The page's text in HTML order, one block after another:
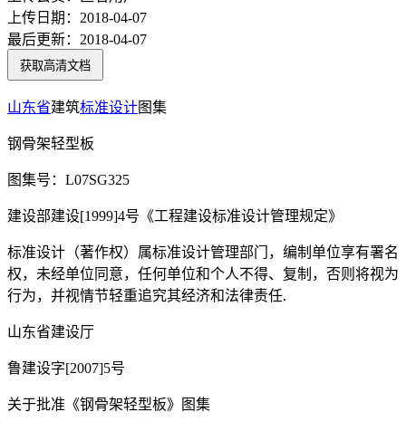
上传日期： 2018-04-07
最后更新： 2018-04-07
获取高清文档
山东省建筑标准设计图集
钢骨架轻型板
图集号：L07SG325
建设部建设[1999]4号《工程建设标准设计管理规定》
标准设计（著作权）属标准设计管理部门，编制单位享有署名
权，未经单位同意，任何单位和个人不得、复制，否则将视为
行为，并视情节轻重追究其经济和法律责任.
山东省建设厅
鲁建设字[2007]5号
关于批准《钢骨架轻型板》图集